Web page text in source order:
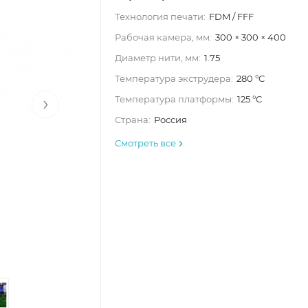
›
Технология печати: FDM / FFF
Рабочая камера, мм: 300 × 300 × 400
Диаметр нити, мм: 1.75
Температура экструдера: 280 °C
Температура платформы: 125 °C
Страна: Россия
Смотреть все